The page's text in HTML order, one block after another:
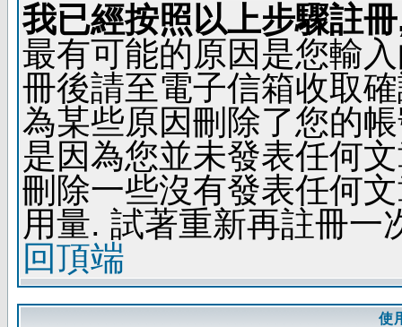
我已經按照以上步驟註
最有可能的原因是您輸
冊後請至電子信箱收取
為某些原因刪除了您的
是因為您並未發表任何
刪除一些沒有發表任何
用量. 試著重新再註冊一
回頂端
使